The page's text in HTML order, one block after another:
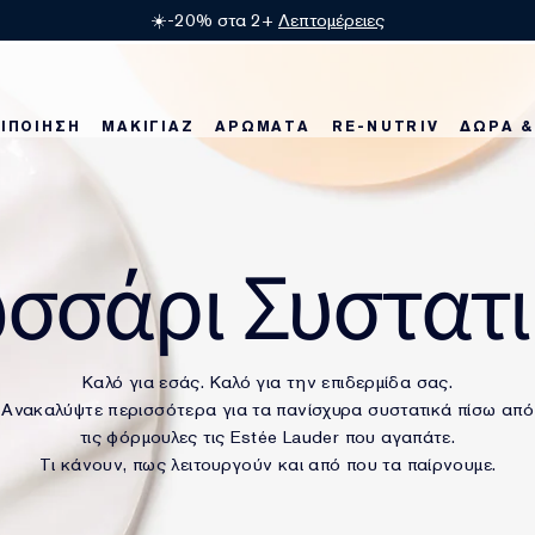
☀️-20% στα 2+ Λεπτομέρειες
ΜΑΚΙΓΙΑΖ ΑΡΩΜΑΤΑ RE-NUTRIV ΔΩΡΑ
Karlie's FavoritesKarlie's Favorites
Bronze Goddess
Regenerating Youth
Καλό για εσάς. Καλό για την επιδερμίδα σας.
Ανακαλύψτε περισσότερα για τα πανίσχυρα συστατικά πίσω από
τις φόρμουλες τις Estée Lauder που αγαπάτε.
Τι κάνουν, πως λειτουργούν και από που τα παίρνουμε.